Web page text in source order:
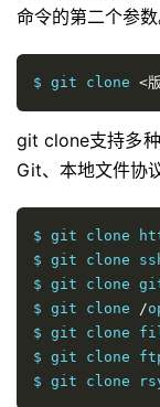
命令的第二个参数
$ git clone <
git clone支持多种
Git、本地文件协
$ git clone
$ git clone
$ git clone
$ git clone /
$ git clone
$ git clone
$ git clone